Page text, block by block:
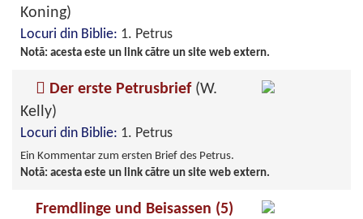
Koning)
Locuri din Biblie: 1. Petrus
Notă: acesta este un link către un site web extern.
Der erste Petrusbrief (W.
Kelly)
Locuri din Biblie: 1. Petrus
Ein Kommentar zum ersten Brief des Petrus.
Notă: acesta este un link către un site web extern.
Fremdlinge und Beisassen (5)